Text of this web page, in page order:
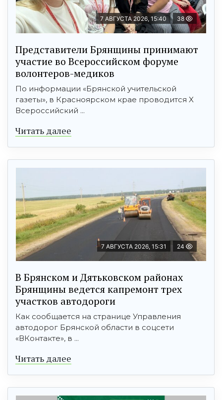
7 АВГУСТА 2026, 15:40 38
Представители Брянщины принимают
участие во Всероссийском форуме
волонтеров-медиков
По информации «Брянской учительской
газеты», в Красноярском крае проводится X
Всероссийский ...
Читать далее
7 АВГУСТА 2026, 15:31 24
В Брянском и Дятьковском районах
Брянщины ведется капремонт трех
участков автодороги
Как сообщается на странице Управления
автодорог Брянской области в соцсети
«ВКонтакте», в ...
Читать далее